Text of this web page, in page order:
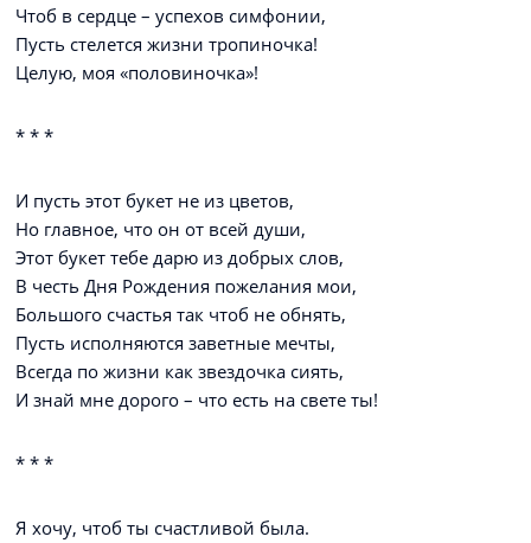
Чтоб в сердце – успехов симфонии,
Пусть стелется жизни тропиночка!
Целую, моя «половиночка»!
* * *
И пусть этот букет не из цветов,
Но главное, что он от всей души,
Этот букет тебе дарю из добрых слов,
В честь Дня Рождения пожелания мои,
Большого счастья так чтоб не обнять,
Пусть исполняются заветные мечты,
Всегда по жизни как звездочка сиять,
И знай мне дорого – что есть на свете ты!
* * *
Я хочу, чтоб ты счастливой была.